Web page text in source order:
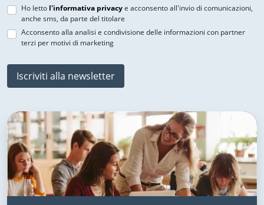
Ho letto l'informativa privacye acconsento all'invio di comunicazioni,
anche sms, da parte del titolare
Acconsento alla analisi e condivisione delle informazioni con partner
terzi per motivi di marketing
Iscriviti alla newsletter